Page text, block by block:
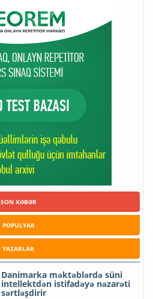
SON XƏBƏR
POPULYAR
YAZARLAR
Danimarka məktəblərdə süni
intellektdən istifadəyə nəzarəti
sərtləşdirir